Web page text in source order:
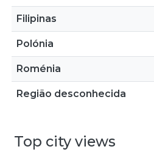
Filipinas
Polónia
Roménia
Região desconhecida
Top city views